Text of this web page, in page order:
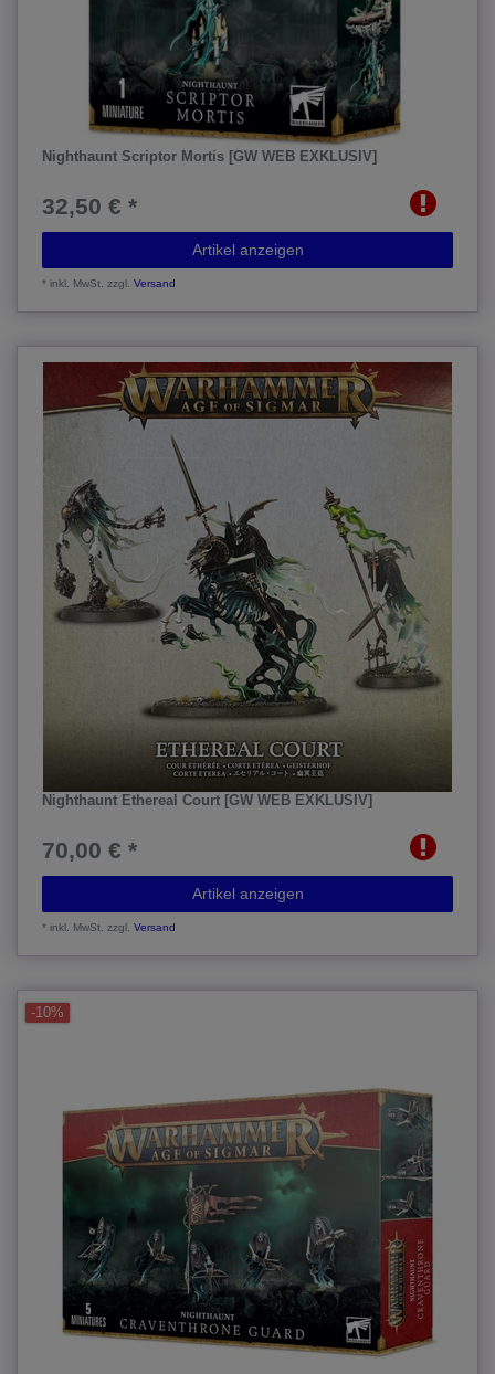
Nighthaunt Scriptor Mortis [GW WEB EXKLUSIV]
32,50 € *
Artikel anzeigen
*inkl. MwSt. zzgl.Versand
Nighthaunt Ethereal Court [GW WEB EXKLUSIV]
70,00 € *
Artikel anzeigen
*inkl. MwSt. zzgl.Versand
-10%